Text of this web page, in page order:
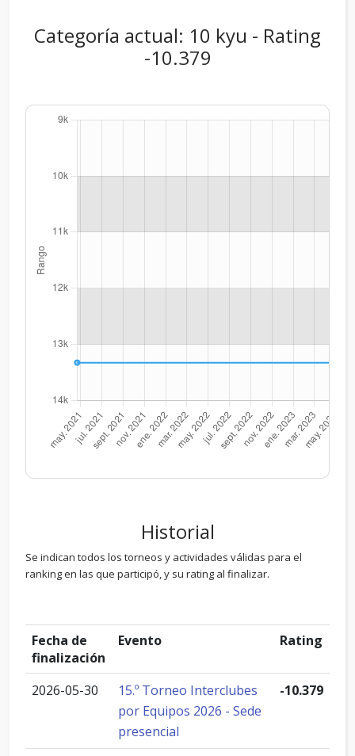
Categoría actual: 10 kyu - Rating
-10.379
Historial
Se indican todos los torneos y actividades válidas para el
ranking en las que participó, y su rating al finalizar.
Fecha de
finalización
Evento Rating
2026-05-30
15.º Torneo Interclubes
por Equipos 2026 - Sede
presencial
-10.379